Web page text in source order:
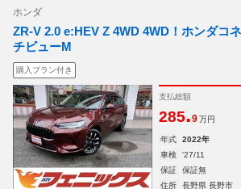
ホンダ
ZR-V 2.0 e:HEV Z 4WD 4WD！ホンダコ
チビューM
購入プラン付き
支払総額
285.9 万円
年式 2022年
車検
'27/11
保証
保証無
住所
長野県 長野市